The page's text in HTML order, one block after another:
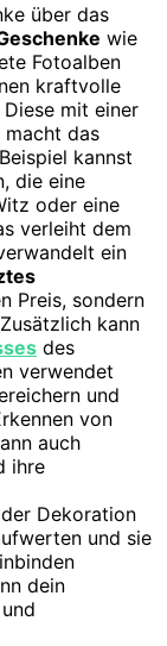
über das
wie
Fotoalben
kraftvolle
mit einer
macht das
kannst
die eine
oder eine
verleiht dem
ein
Preis, sondern
kann
des
verwendet
und
von
auch
ihre
Dekoration
und sie
dein